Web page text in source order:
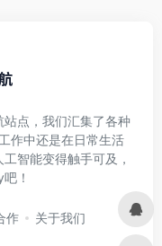
点，我们汇集了各种
作中还是在日常生活
智能变得触手可及，
！
作 关于我们